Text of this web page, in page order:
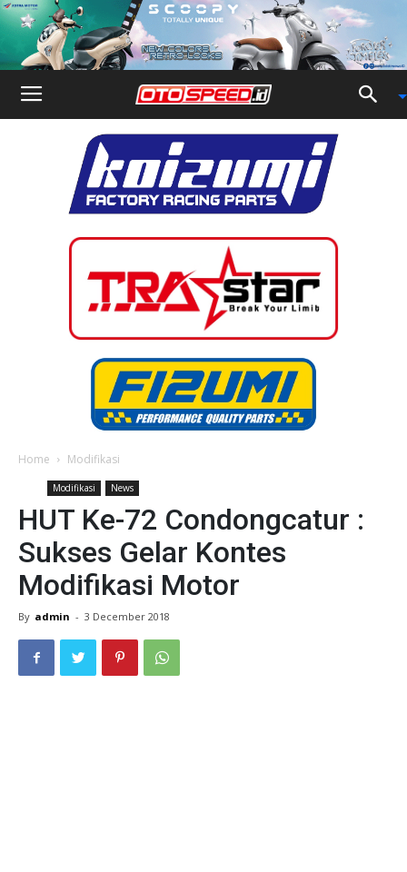
Home Modifikasi
Modifikasi News
HUT Ke-72 Condongcatur :
Sukses Gelar Kontes
Modifikasi Motor
By admin - 3 December 2018